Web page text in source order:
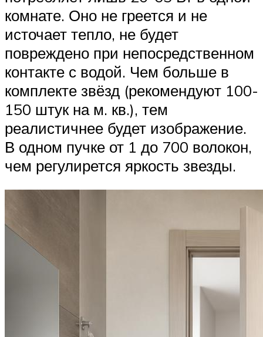
комнате. Оно не греется и не
источает тепло, не будет
повреждено при непосредственном
контакте с водой. Чем больше в
комплекте звёзд (рекомендуют 100-
150 штук на м. кв.), тем
реалистичнее будет изображение.
В одном пучке от 1 до 700 волокон,
чем регулирется яркость звезды.